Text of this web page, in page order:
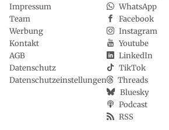
Impressum
Team
Werbung
Kontakt
AGB
Datenschutz
Datenschutzeinstellungen
WhatsApp
Facebook
Instagram
Youtube
LinkedIn
TikTok
Threads
Bluesky
Podcast
RSS